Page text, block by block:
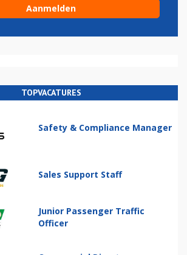
TOPVACATURES
Safety & Compliance Manager
Sales Support Staff
Junior Passenger Traffic
Officer